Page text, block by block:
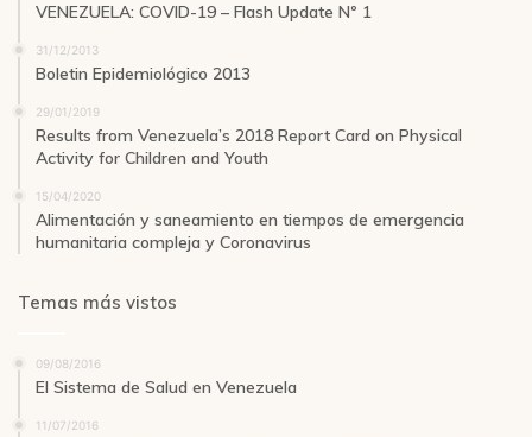
VENEZUELA: COVID-19 – Flash Update Nº 1
31/12/2013
Boletin Epidemiológico 2013
29/01/2019
Results from Venezuela’s 2018 Report Card on Physical
Activity for Children and Youth
15/04/2020
Alimentación y saneamiento en tiempos de emergencia
humanitaria compleja y Coronavirus
Temas más vistos
09/08/2016
El Sistema de Salud en Venezuela
11/07/2016